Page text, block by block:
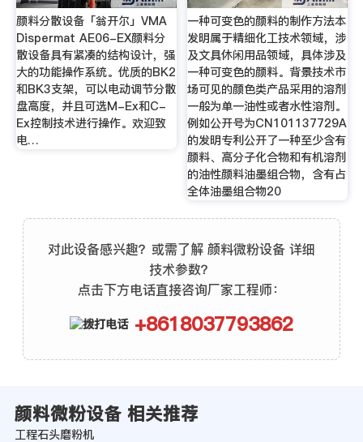
颜料分散设备「翁开尔」VMA
Dispermat AE06-EX颜料分
散设备具有紧凑的结构设计，强
大的功能操作系统。优质的BK2
和BK3支架，可以电动调节分散
盘高度，并且可选M-Ex和C-
Ex控制技术进行操作。欢迎致
电…
一种可变色的颜料的制作方法本
发明属于精细化工技术领域，涉
及文具休闲用品领域，具体涉及
一种可变色的颜料。背景技术市
场可见的颜色类产品采用的溶剂
一般为单一油性或者水性溶剂。
例如公开号为CN101137729A
的发明专利公开了一种至少含有
颜料、高分子化合物和有机溶剂
的油性颜料油墨组合物，含有占
全体油墨组合物20
对此设备感兴趣？或需了解 颜料微粉设备 详细
技术参数？
点击下方电话直接咨询厂家工程师：
+8618037793862
颜料微粉设备 相关推荐
工程石头磨粉机